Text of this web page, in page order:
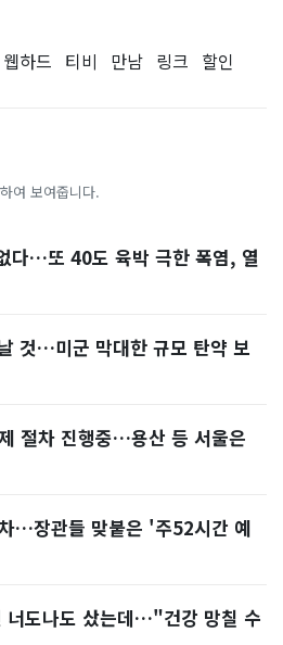
웹하드 티비 만남 링크 할인
여 보여줍니다.
다…또 40도 육박 극한 폭염, 열
것…미군 막대한 규모 탄약 보
절차 진행중…용산 등 서울은
…장관들 맞붙은 '주52시간 예
도나도 샀는데…"건강 망칠 수